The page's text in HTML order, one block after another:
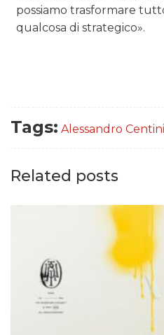
possiamo trasformare
qualcosa di strategico».
Tags: Alessandro Centini
Related posts